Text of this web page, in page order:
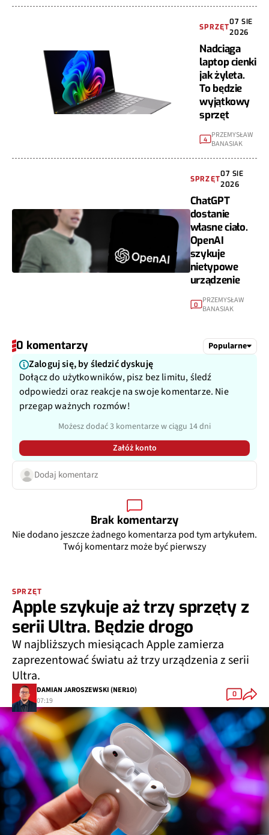
SPRZĘT
07 SIE
2026
Nadciąga
laptop cienki
jak żyleta.
To będzie
wyjątkowy
sprzęt
4
PRZEMYSŁAW
BANASIAK
SPRZĘT
07 SIE
2026
ChatGPT
dostanie
własne ciało.
OpenAI
szykuje
nietypowe
urządzenie
0 PRZEMYSŁAW
BANASIAK
0 komentarzy Popularne
Zaloguj się, by śledzić dyskuję
Dołącz do użytkowników, pisz bez limitu, śledź
odpowiedzi oraz reakcje na swoje komentarze. Nie
przegap ważnych rozmów!
Możesz dodać 3 komentarze w ciągu 14 dni
Załóż konto
Dodaj komentarz
Brak komentarzy
Nie dodano jeszcze żadnego komentarza pod tym artykułem.
Twój komentarz może być pierwszy
SPRZĘT
Apple szykuje aż trzy sprzęty z
serii Ultra. Będzie drogo
W najbliższych miesiącach Apple zamierza
zaprezentować światu aż trzy urządzenia z serii
Ultra.
DAMIAN JAROSZEWSKI (NER1O)
07:19
0